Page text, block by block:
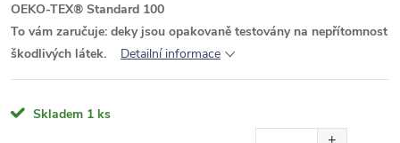
OEKO-TEX® Standard 100
To vám zaručuje: deky jsou opakovaně testovány na nepřítomnost
škodlivých látek.
Detailní informace
Skladem 1 ks